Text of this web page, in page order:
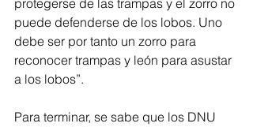
protegerse de las trampas y el zorro no
puede defenderse de los lobos. Uno
debe ser por tanto un zorro para
reconocer trampas y león para asustar
a los lobos”.
Para terminar, se sabe que los DNU